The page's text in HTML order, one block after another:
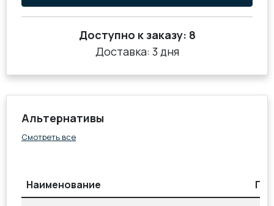
Доступно к заказу: 8
Доставка: 3 дня
Альтернативы
Смотреть все
Наименование